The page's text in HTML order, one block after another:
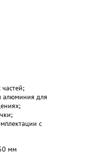
алюминия для
с
мм